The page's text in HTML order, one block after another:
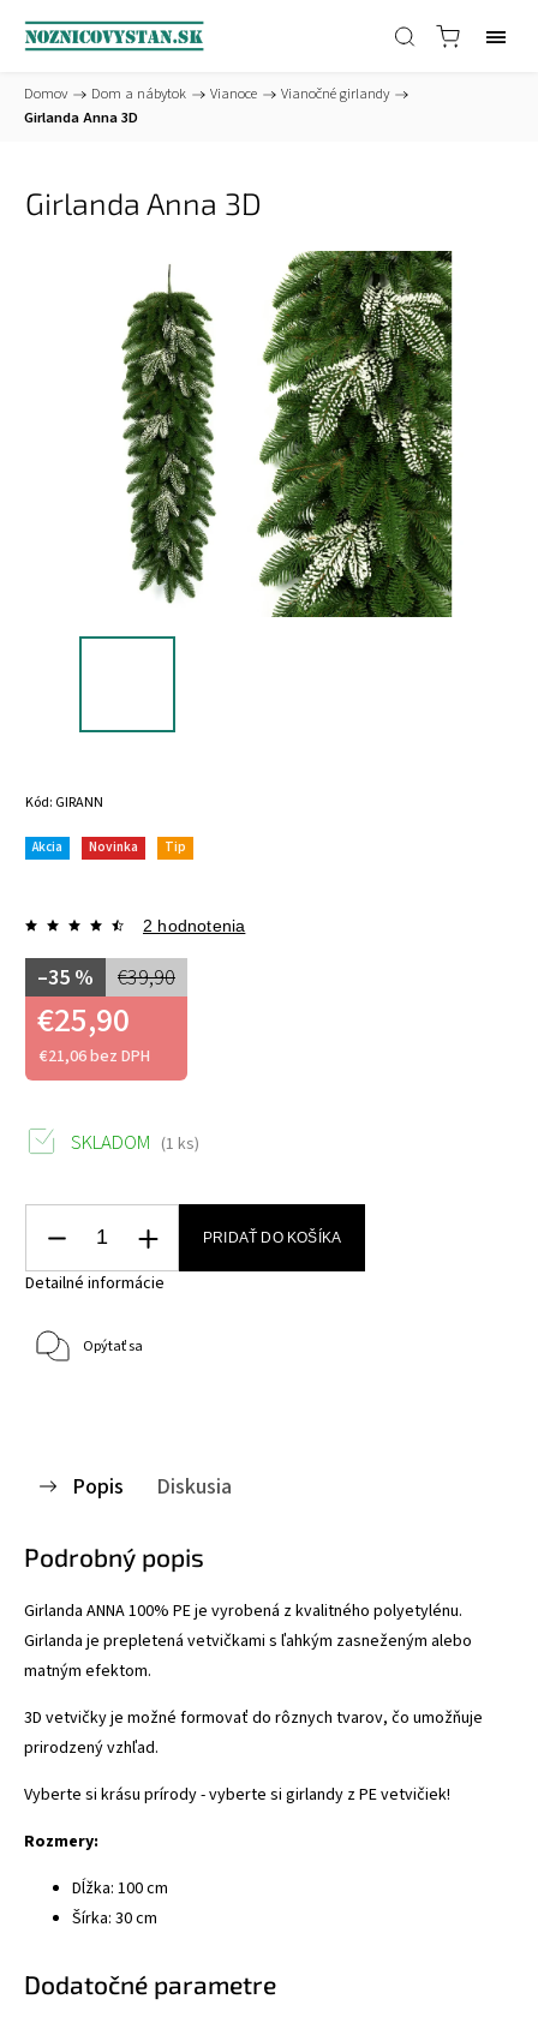
Domov / Dom a nábytok / Vianoce / Vianočné girlandy /
Girlanda Anna 3D
Girlanda Anna 3D
Kód: GIRANN
Akcia Novinka Tip
2 hodnotenia
€39,90
–35 %
€25,90
€21,06 bez DPH
SKLADOM (1 ks)
PRIDAŤ DO KOŠÍKA
Detailné informácie
Opýtať sa
Popis Diskusia
Podrobný popis
Girlanda ANNA 100% PE je vyrobená z kvalitného polyetylénu.
Girlanda je prepletená vetvičkami s ľahkým zasneženým alebo
matným efektom.
3D vetvičky je možné formovať do rôznych tvarov, čo umožňuje
prirodzený vzhľad.
Vyberte si krásu prírody - vyberte si girlandy z PE vetvičiek!
Rozmery:
Dĺžka: 100 cm
Šírka: 30 cm
Dodatočné parametre